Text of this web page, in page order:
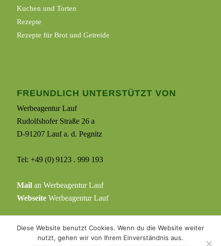
Kuchen und Torten
Rezepte
Rezepte für Brot und Getreide
FREUNDLICH UNTERSTÜTZT VON
Werbeagentur Lauf
Rudolfshofer Straße 26 a
D-91207 Lauf a. d. Pegnitz
Tel: +49 (0) 9123 . 999 193
Mailan Werbeagentur Lauf
WebseiteWerbeagentur Lauf
Diese Website benutzt Cookies. Wenn du die Website weiter
nutzt, gehen wir von Ihrem Einverständnis aus.